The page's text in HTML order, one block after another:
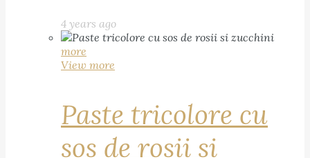
4 years ago
more
View more
Paste tricolore cu
sos de rosii si